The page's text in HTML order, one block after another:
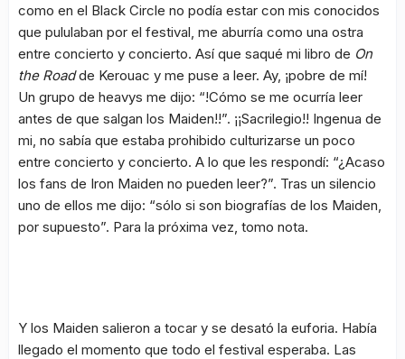
como en el Black Circle no podía estar con mis conocidos
que pululaban por el festival, me aburría como una ostra
entre concierto y concierto. Así que saqué mi libro de On
the Roadde Kerouac y me puse a leer. Ay, ¡pobre de mí!
Un grupo de heavys me dijo: “!Cómo se me ocurría leer
antes de que salgan los Maiden!!”. ¡¡Sacrilegio!! Ingenua de
mi, no sabía que estaba prohibido culturizarse un poco
entre concierto y concierto. A lo que les respondí: “¿Acaso
los fans de Iron Maiden no pueden leer?”. Tras un silencio
uno de ellos me dijo: “sólo si son biografías de los Maiden,
por supuesto”. Para la próxima vez, tomo nota.
Y los Maiden salieron a tocar y se desató la euforia. Había
llegado el momento que todo el festival esperaba. Las